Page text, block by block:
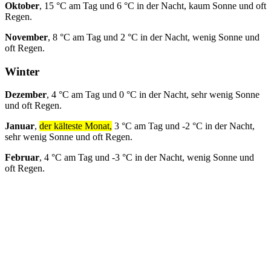
Oktober, 15 °C am Tag und 6 °C in der Nacht, kaum Sonne und oft
Regen.
November, 8 °C am Tag und 2 °C in der Nacht, wenig Sonne und
oft Regen.
Winter
Dezember, 4 °C am Tag und 0 °C in der Nacht, sehr wenig Sonne
und oft Regen.
Januar, der kälteste Monat, 3 °C am Tag und -2 °C in der Nacht,
sehr wenig Sonne und oft Regen.
Februar, 4 °C am Tag und -3 °C in der Nacht, wenig Sonne und
oft Regen.